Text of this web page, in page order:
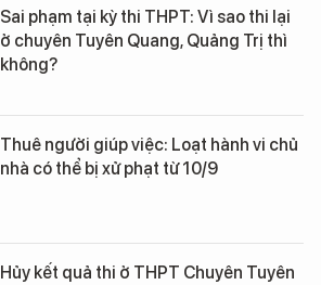
Sai phạm tại kỳ thi THPT: Vì sao thi lại
ở chuyên Tuyên Quang, Quảng Trị thì
không?
Thuê người giúp việc: Loạt hành vi chủ
nhà có thể bị xử phạt từ 10/9
Hủy kết quả thi ở THPT Chuyên Tuyên